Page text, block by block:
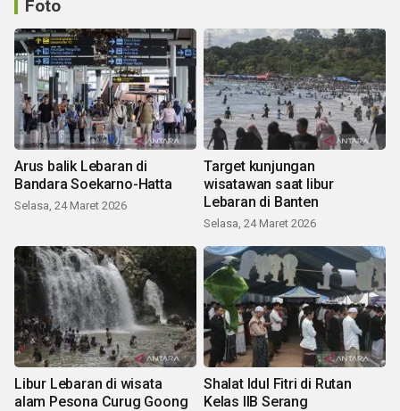
Foto
Arus balik Lebaran di
Bandara Soekarno-Hatta
Selasa, 24 Maret 2026
Target kunjungan
wisatawan saat libur
Lebaran di Banten
Selasa, 24 Maret 2026
Libur Lebaran di wisata
alam Pesona Curug Goong
Shalat Idul Fitri di Rutan
Kelas IIB Serang